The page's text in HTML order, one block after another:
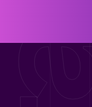
conteúdo